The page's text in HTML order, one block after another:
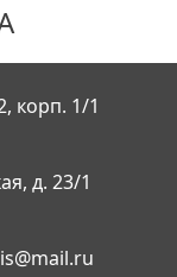
корп. 1/1
д. 23/1